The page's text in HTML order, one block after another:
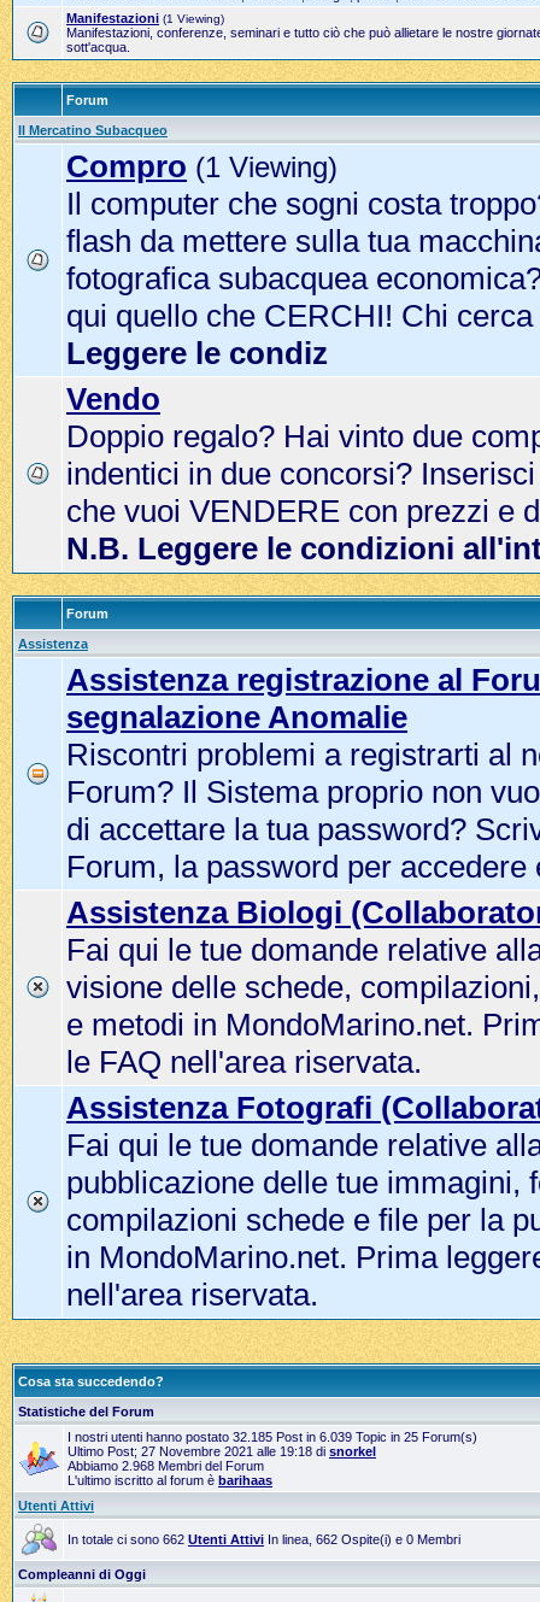
Manifestazioni (1 Viewing)
Manifestazioni, conferenze, seminari e tutto ciò che può allietare le nostre
sott'acqua.
Forum
Il Mercatino Subacqueo
Compro (1 Viewing)
Il computer che sogni costa
flash da mettere sulla tua
fotografica subacquea
qui quello che CERCHI! Chi
Leggere le condiz
Vendo
Doppio regalo? Hai vinto due
indentici in due concorsi?
che vuoi VENDERE con prezzi e
N.B. Leggere le condizioni
Forum
Assistenza
Assistenza registrazione al
segnalazione Anomalie
Riscontri problemi a registrarti al
Forum? Il Sistema proprio non
di accettare la tua password?
Forum, la password per accedere
Assistenza Biologi
Fai qui le tue domande relative
visione delle schede,
e metodi in MondoMarino.net.
le FAQ nell'area riservata.
Assistenza Fotografi
Fai qui le tue domande relative
pubblicazione delle tue immagini,
compilazioni schede e file per la
in MondoMarino.net. Prima
nell'area riservata.
Cosa sta succedendo?
Statistiche del Forum
I nostri utenti hanno postato 32.185 Post in 6.039 Topic in 25 Forum(s)
Ultimo Post; 27 Novembre 2021 alle 19:18 di snorkel
Abbiamo 2.968 Membri del Forum
L'ultimo iscritto al forum è barihaas
Utenti Attivi
In totale ci sono 662 Utenti Attivi In linea, 662 Ospite(i) e 0 Membri
Compleanni di Oggi